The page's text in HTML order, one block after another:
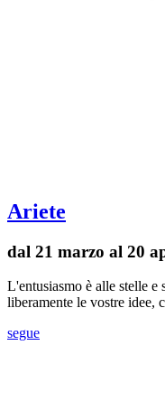
Ariete
dal 21 marzo al 20
L'entusiasmo è alle stelle e
liberamente le vostre idee,
segue